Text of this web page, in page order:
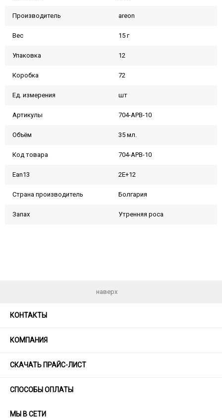
Производитель areon
Вес 15 г
Упаковка 12
Коробка 72
Ед. измерения шт
Артикулы 704-APB-10
Объём 35 мл.
Код товара 704-APB-10
Ean13 2E+12
Страна производитель Болгария
Запах Утренняя роса
наверх
КОНТАКТЫ
КОМПАНИЯ
СКАЧАТЬ ПРАЙС-ЛИСТ
СПОСОБЫ ОПЛАТЫ
МЫ В СЕТИ